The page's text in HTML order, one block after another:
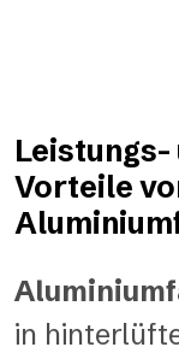
Vorteile
in